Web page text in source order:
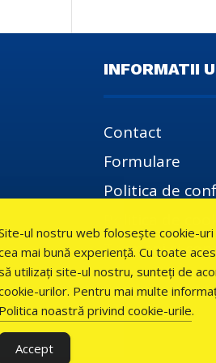
INFORMATII
Contact
Formulare
Politica de
Termeni si
ul nostru web folosește cookie-
mai bună experiență. Cu toate
utilizați site-ul nostru, sunteți de
urilor. Pentru mai multe
Politica noastră privind cookie-urile.
Accept